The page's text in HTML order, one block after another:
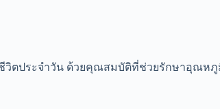
ชีวิตประจำวัน ด้วยคุณสมบัติที่ช่วยรักษาอุณห